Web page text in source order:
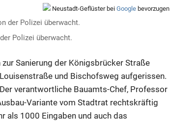
Neustadt-Geflüster bei Google bevorzugen
Polizei überwacht.
Sanierung der Königsbrücker Straße
und Bischofsweg aufgerissen.
verantwortliche Bauamts-Chef, Professor
Variante vom Stadtrat rechtskräftig
als 1000 Eingaben und auch das